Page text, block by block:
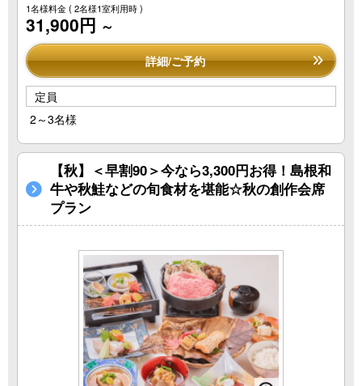
1名様料金( 2名様1室利用時 )
31,900円 ～
詳細/ご予約
定員
2～3名様
【秋】＜早割90＞今なら3,300円お得！島根和
牛や秋鮭などの旬食材を堪能☆秋の創作会席
プラン